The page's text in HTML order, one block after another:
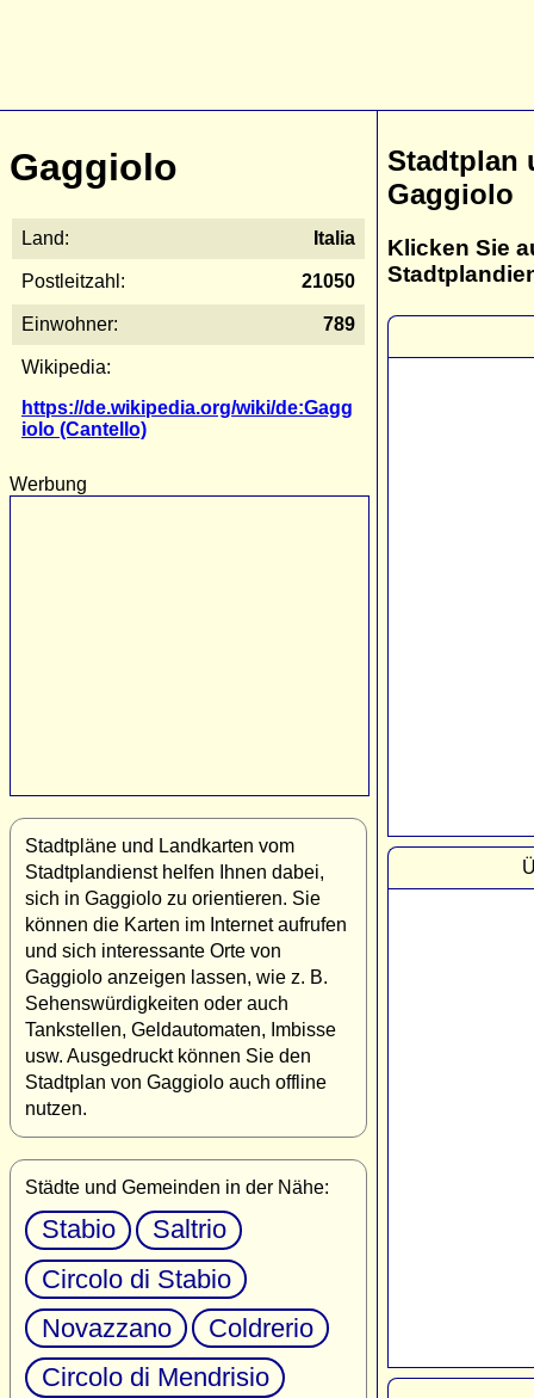
Gaggiolo
Land: Italia
Postleitzahl: 21050
Einwohner: 789
Wikipedia:
https://de.wikipedia.org/wiki/de:Gagg
iolo (Cantello)
Werbung
Stadtpläne und Landkarten vom
Stadtplandienst helfen Ihnen dabei,
sich in Gaggiolo zu orientieren. Sie
können die Karten im Internet aufrufen
und sich interessante Orte von
Gaggiolo anzeigen lassen, wie z. B.
Sehenswürdigkeiten oder auch
Tankstellen, Geldautomaten, Imbisse
usw. Ausgedruckt können Sie den
Stadtplan von Gaggiolo auch offline
nutzen.
Städte und Gemeinden in der Nähe:
Stabio
Saltrio
Circolo di Stabio
Novazzano
Coldrerio
Circolo di Mendrisio
Stadtplan
Gaggiolo
Klicken Sie